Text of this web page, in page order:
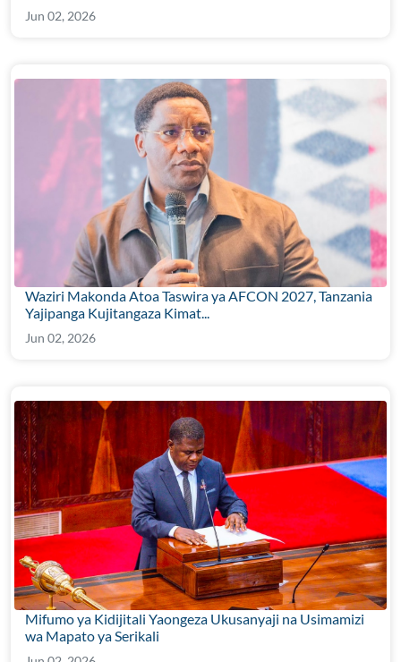
Jun 02, 2026
Waziri Makonda Atoa Taswira ya AFCON 2027, Tanzania
Yajipanga Kujitangaza Kimat...
Jun 02, 2026
Mifumo ya Kidijitali Yaongeza Ukusanyaji na Usimamizi
wa Mapato ya Serikali